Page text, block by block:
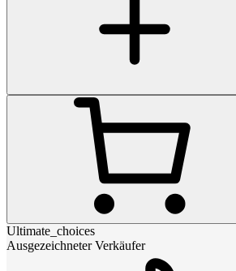
Ultimate_choices
Ausgezeichneter Verkäufer